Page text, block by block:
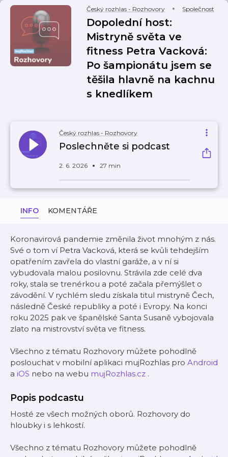
Český rozhlas - Rozhovory Společnost
Dopolední host:
Mistryně světa ve
fitness Petra Vacková:
Po šampionátu jsem se
těšila hlavně na kachnu
s knedlíkem
Český rozhlas - Rozhovory
Poslechněte si podcast
2. 6. 2026 27 min
INFO KOMENTÁŘE
Koronavirová pandemie změnila život mnohým z nás.
Své o tom ví Petra Vacková, která se kvůli tehdejším
opatřením zavřela do vlastní garáže, a v ní si
vybudovala malou posilovnu. Strávila zde celé dva
roky, stala se trenérkou a poté začala přemýšlet o
závodění. V rychlém sledu získala titul mistryně Čech,
následně České republiky a poté i Evropy. Na konci
roku 2025 pak ve španělské Santa Susaně vybojovala
zlato na mistrovství světa ve fitness.
Všechno z tématu Rozhovory můžete pohodlně
poslouchat v mobilní aplikaci mujRozhlas pro Android
a iOS nebo na webu mujRozhlas.cz .
Popis podcastu
Hosté ze všech možných oborů. Rozhovory do
hloubky i s lehkostí.
Všechno z tématu Rozhovory můžete pohodlně